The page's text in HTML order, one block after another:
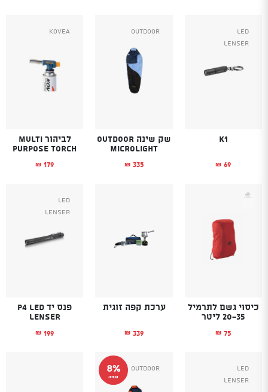
Led
Lenser
K1
₪ 69
Outdoor
שק שינה OUTDOOR
Microlight
₪ 335
Kovea
לביהור MULTI
PURPOSE TORCH
₪ 179
כיסוי גשם לתרמיל
20-35 ליטר
₪ 75
ערכת קפה זוגית
₪ 339
Led
Lenser
פנס יד P4 LED
LENSER
₪ 199
Led
Lenser
8%
הנחה
Outdoor